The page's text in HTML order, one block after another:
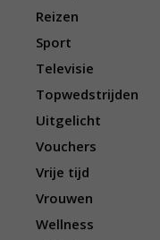
Reizen
Sport
Televisie
Topwedstrijden
Uitgelicht
Vouchers
Vrije tijd
Vrouwen
Wellness